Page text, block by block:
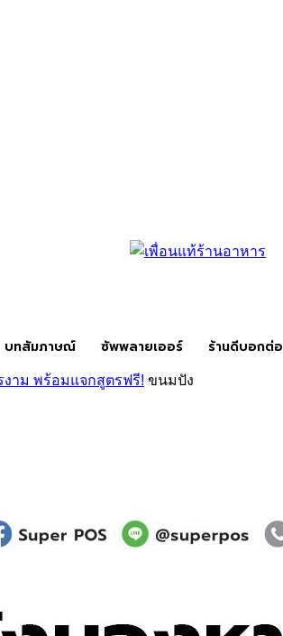
บทสัมภาษณ์ ซัพพลายเออร์ ร้านดีบอกต่อ
งาม พร้อมแจกสูตรฟรี! ขนมปัง